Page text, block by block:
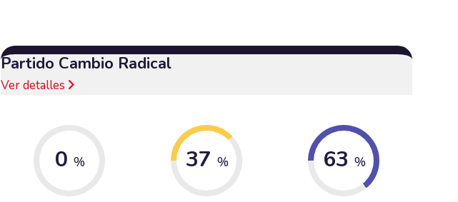
Partido Cambio Radical
Ver detalles
0 % 37 % 63 %